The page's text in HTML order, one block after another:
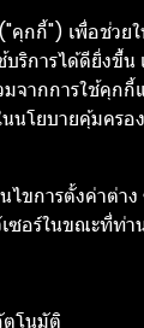
กกี้") เพื่อช่วยใ
การได้ดียิ่งขึ้น
จากการใช้คุก
นโยบายคุ้มคร
ขการตั้งค่าต่า
ซอร์ในขณะที่ท่า
ตโนมัติ